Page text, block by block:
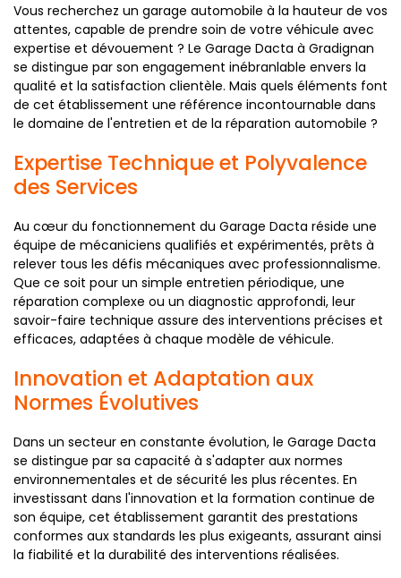
Vous recherchez un garage automobile à la hauteur de vos
attentes, capable de prendre soin de votre véhicule avec
expertise et dévouement ? Le Garage Dacta à Gradignan
se distingue par son engagement inébranlable envers la
qualité et la satisfaction clientèle. Mais quels éléments font
de cet établissement une référence incontournable dans
le domaine de l'entretien et de la réparation automobile ?
Expertise Technique et Polyvalence
des Services
Au cœur du fonctionnement du Garage Dacta réside une
équipe de mécaniciens qualifiés et expérimentés, prêts à
relever tous les défis mécaniques avec professionnalisme.
Que ce soit pour un simple entretien périodique, une
réparation complexe ou un diagnostic approfondi, leur
savoir-faire technique assure des interventions précises et
efficaces, adaptées à chaque modèle de véhicule.
Innovation et Adaptation aux
Normes Évolutives
Dans un secteur en constante évolution, le Garage Dacta
se distingue par sa capacité à s'adapter aux normes
environnementales et de sécurité les plus récentes. En
investissant dans l'innovation et la formation continue de
son équipe, cet établissement garantit des prestations
conformes aux standards les plus exigeants, assurant ainsi
la fiabilité et la durabilité des interventions réalisées.